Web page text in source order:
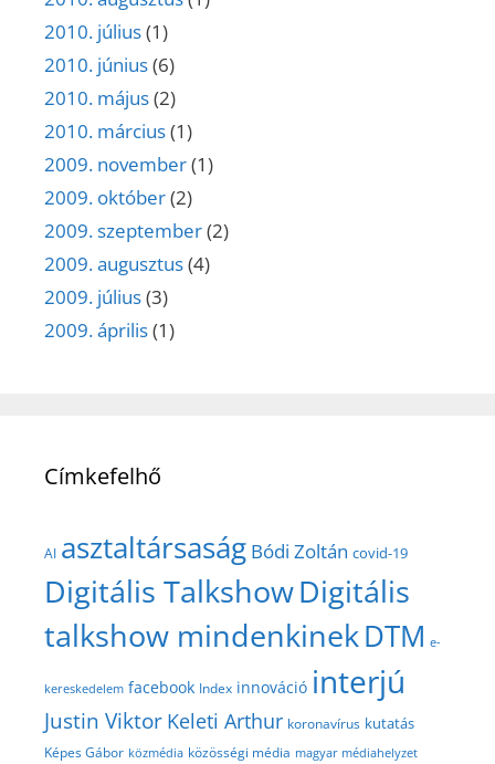
2010. július(1)
2010. június(6)
2010. május(2)
2010. március(1)
2009. november(1)
2009. október(2)
2009. szeptember(2)
2009. augusztus(4)
2009. július(3)
2009. április(1)
Címkefelhő
AI asztaltársaság Bódi Zoltán covid-19
Digitális TalkshowDigitális
talkshow mindenkinekDTM e-
kereskedelem facebook Index innováció interjú
Justin Viktor Keleti Arthur koronavírus kutatás
Képes Gábor közmédia közösségi média magyar médiahelyzet